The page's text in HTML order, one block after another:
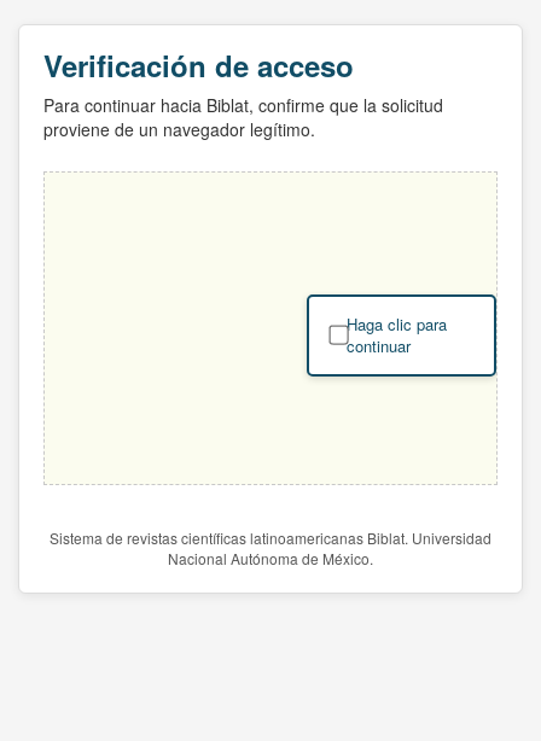
Verificación de acceso
Para continuar hacia Biblat, confirme que la solicitud
proviene de un navegador legítimo.
Haga clic para
continuar
Sistema de revistas científicas latinoamericanas Biblat. Universidad
Nacional Autónoma de México.